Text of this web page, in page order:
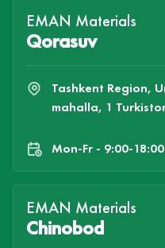
EMAN Materials
Qorasuv
Tashkent Region,
mahalla, 1
Mon-Fr - 9:00-
EMAN Materials
Chinobod